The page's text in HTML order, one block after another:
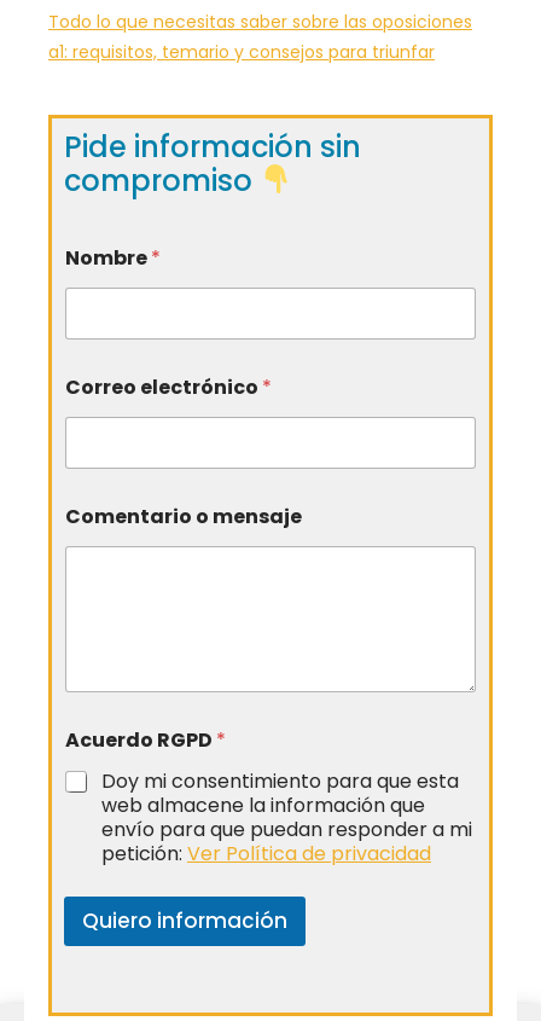
Todo lo que necesitas saber sobre las oposiciones
a1: requisitos, temario y consejos para triunfar
Pide información sin
compromiso
Nombre*
Correo electrónico *
Comentario o mensaje
Acuerdo RGPD *
Doy mi consentimiento para que esta
web almacene la información que
envío para que puedan responder a mi
petición: Ver Política de privacidad
Quiero información